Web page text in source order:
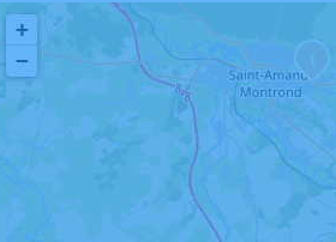
1
+
−